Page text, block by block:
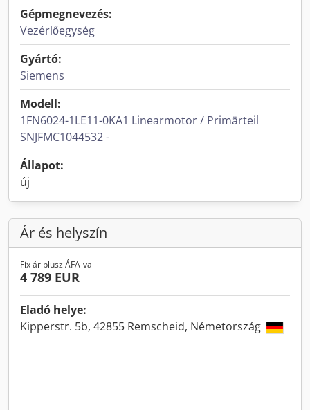
Gépmegnevezés:
Vezérlőegység
Gyártó:
Siemens
Modell:
1FN6024-1LE11-0KA1 Linearmotor / Primärteil
SNJFMC1044532 -
Állapot:
új
Ár és helyszín
Fix ár plusz ÁFA-val
4 789 EUR
Eladó helye:
Kipperstr. 5b, 42855 Remscheid, Németország